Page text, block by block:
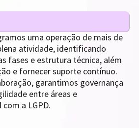
uma operação de mais de
atividade, identificando
fases e estrutura técnica, além
e fornecer suporte contínuo.
garantimos governança
entre áreas e
a LGPD.